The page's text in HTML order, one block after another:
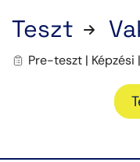
Teszt
Pre-teszt | Képzési